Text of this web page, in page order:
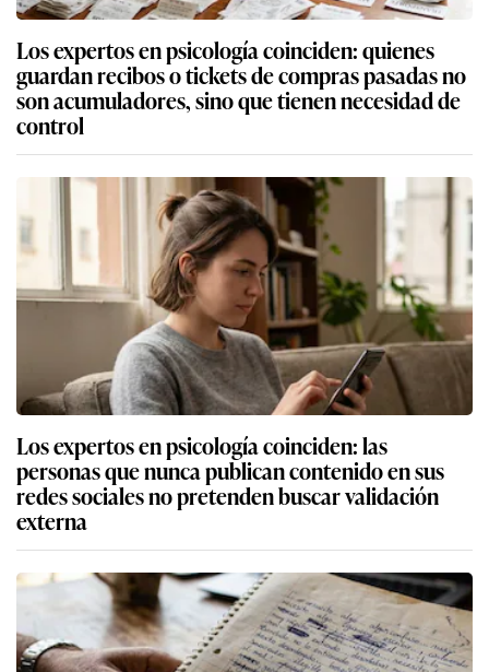
Los expertos en psicología coinciden: quienes
guardan recibos o tickets de compras pasadas no
son acumuladores, sino que tienen necesidad de
control
Los expertos en psicología coinciden: las
personas que nunca publican contenido en sus
redes sociales no pretenden buscar validación
externa